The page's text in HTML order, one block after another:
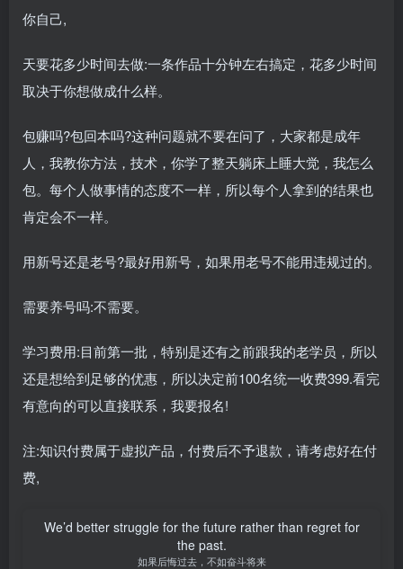
你自己,
天要花多少时间去做:一条作品十分钟左右搞定，花多少时间
取决于你想做成什么样。
包赚吗?包回本吗?这种问题就不要在问了，大家都是成年
人，我教你方法，技术，你学了整天躺床上睡大觉，我怎么
包。每个人做事情的态度不一样，所以每个人拿到的结果也
肯定会不一样。
用新号还是老号?最好用新号，如果用老号不能用违规过的。
需要养号吗:不需要。
学习费用:目前第一批，特别是还有之前跟我的老学员，所以
还是想给到足够的优惠，所以决定前100名统一收费399.看完
有意向的可以直接联系，我要报名!
注:知识付费属于虚拟产品，付费后不予退款，请考虑好在付
费,
We’d better struggle for the future rather than regret for
the past.
如果后悔过去，不如奋斗将来